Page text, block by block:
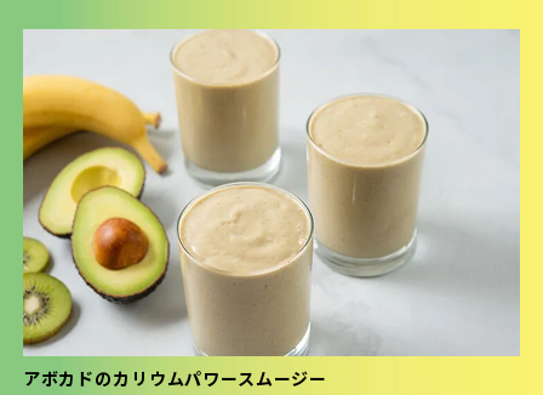
アボカドのカリウムパワースムージー